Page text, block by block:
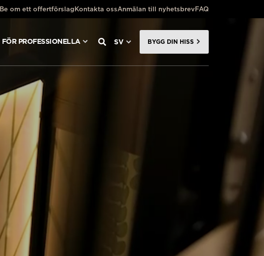
Be om ett offertförslag Kontakta ossAnmälan till nyhetsbrevFAQ
FÖR PROFESSIONELLA SV BYGG DIN HISS